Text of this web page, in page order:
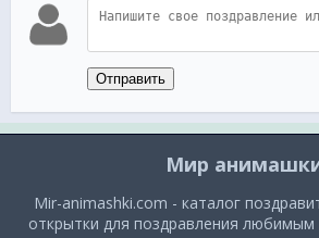
Отправить
Мир
Mir-animashki.com - каталог
открытки для поздравления